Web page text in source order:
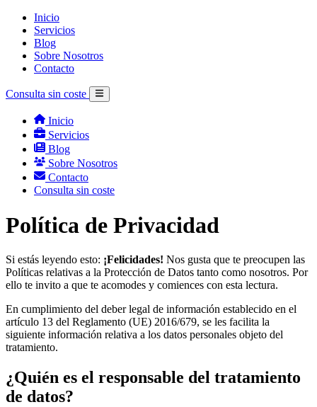
Inicio
Servicios
Blog
Sobre Nosotros
Contacto
Consulta sin coste
Inicio
Servicios
Blog
Sobre Nosotros
Contacto
Consulta sin coste
Política de Privacidad
Si estás leyendo esto: ¡Felicidades! Nos gusta que te preocupen las
Políticas relativas a la Protección de Datos tanto como nosotros. Por
ello te invito a que te acomodes y comiences con esta lectura.
En cumplimiento del deber legal de información establecido en el
artículo 13 del Reglamento (UE) 2016/679, se les facilita la
siguiente información relativa a los datos personales objeto del
tratamiento.
¿Quién es el responsable del tratamiento
de datos?